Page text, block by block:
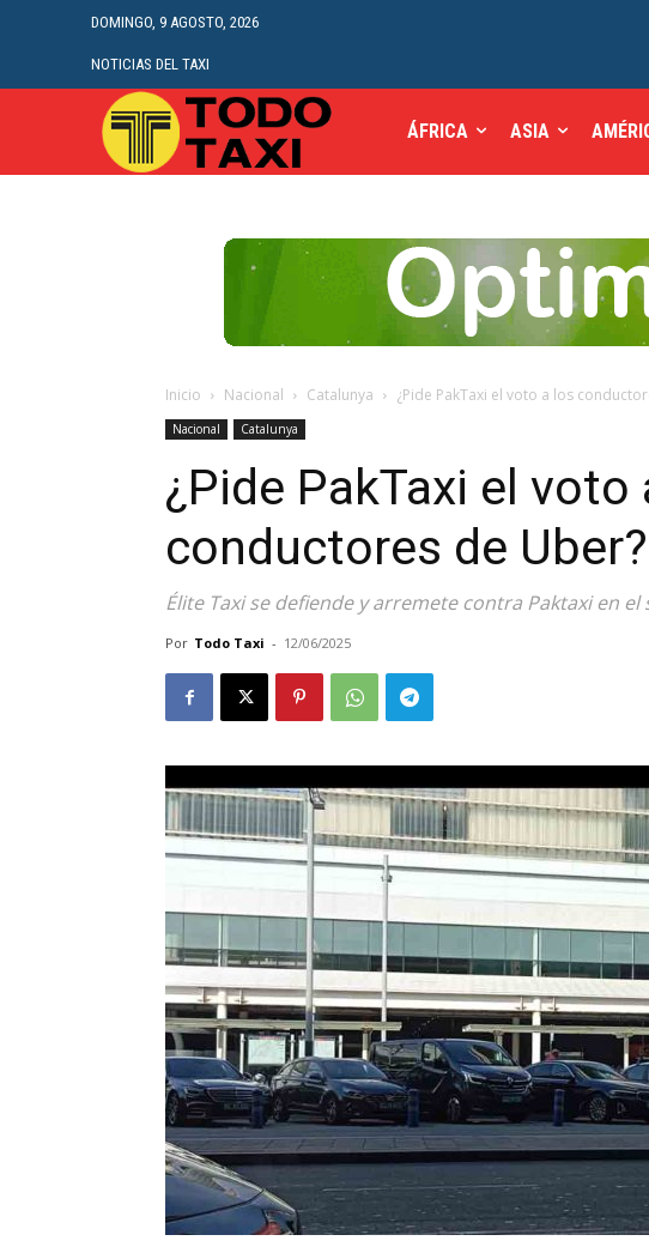
DOMINGO, 9 AGOSTO, 2026
NOTICIAS DEL TAXI
ÁFRICA ASIA
Inicio Nacional Catalunya ¿Pide PakTaxi el voto a los
Nacional Catalunya
¿Pide PakTaxi el voto
conductores de Uber?
Élite Taxi se defiende y arremete contra Paktaxi en
Por Todo Taxi - 12/06/2025